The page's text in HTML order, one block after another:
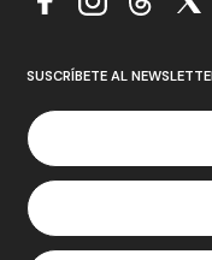
SUSCRÍBETE AL